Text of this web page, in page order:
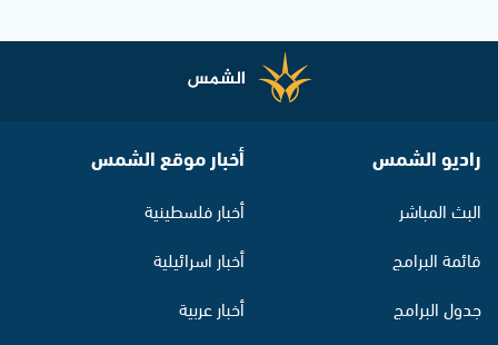
راديو الشمس
البث المباشر
قائمة البرامج
جدول البرامج
أخبار موقع الشمس
أخبار فلسطينية
أخبار اسرائيلية
أخبار عربية